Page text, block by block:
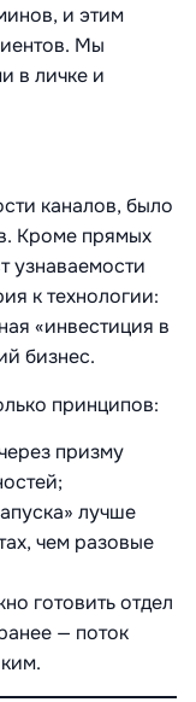
и этим
Мы
в личке и
каналов, было
Кроме прямых
узнаваемости
к технологии:
«инвестиция в
бизнес.
принципов:
призму
лучше
чем разовые
готовить отдел
— поток